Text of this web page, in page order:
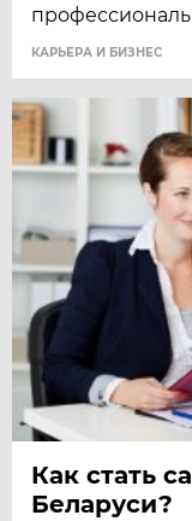
КАРЬЕРА И БИЗНЕС
Как стать
Беларуси?